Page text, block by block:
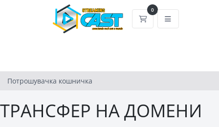
0
Потрошувачка
Потрошувачка кошничка
ТРАНСФЕР НА ДОМЕНИ